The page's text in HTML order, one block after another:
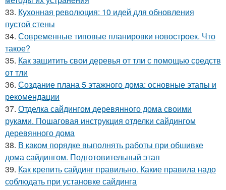
33. Кухонная революция: 10 идей для обновления
пустой стены
34. Современные типовые планировки новостроек. Что
такое?
35. Как защитить свои деревья от тли с помощью средств
от тли
36. Создание плана 5 этажного дома: основные этапы и
рекомендации
37. Отделка сайдингом деревянного дома своими
руками. Пошаговая инструкция отделки сайдингом
деревянного дома
38. В каком порядке выполнять работы при обшивке
дома сайдингом. Подготовительный этап
39. Как крепить сайдинг правильно. Какие правила надо
соблюдать при установке сайдинга